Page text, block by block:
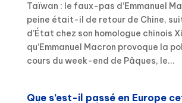
Taïwan : le faux-pas d’Emmanuel
peine était-il de retour de Chine,
d’État chez son homologue chinois
qu’Emmanuel Macron provoque la
cours du week-end de Pâques, le...
Que s’est-il passé en Europe